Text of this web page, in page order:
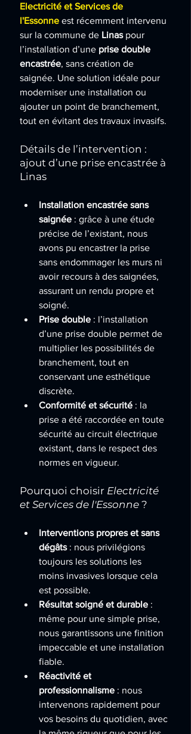
Electricité et Services de
l'Essonne est récemment intervenu
sur la commune de Linas pour
l’installation d’une prise double
encastrée, sans création de
saignée. Une solution idéale pour
moderniser une installation ou
ajouter un point de branchement,
tout en évitant des travaux invasifs.
Détails de l’intervention :
ajout d’une prise encastrée à
Linas
Installation encastrée sans
saignée : grâce à une étude
précise de l’existant, nous
avons pu encastrer la prise
sans endommager les murs ni
avoir recours à des saignées,
assurant un rendu propre et
soigné.
Prise double : l’installation
d’une prise double permet de
multiplier les possibilités de
branchement, tout en
conservant une esthétique
discrète.
Conformité et sécurité : la
prise a été raccordée en toute
sécurité au circuit électrique
existant, dans le respect des
normes en vigueur.
Pourquoi choisir Electricité
et Services de l'Essonne ?
Interventions propres et sans
dégâts : nous privilégions
toujours les solutions les
moins invasives lorsque cela
est possible.
Résultat soigné et durable :
même pour une simple prise,
nous garantissons une finition
impeccable et une installation
fiable.
Réactivité et
professionnalisme : nous
intervenons rapidement pour
vos besoins du quotidien, avec